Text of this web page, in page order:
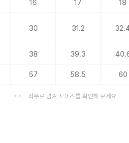
16 17 18
30 31.2
38 39.3
57 58.5 60
좌우로 넘겨 사이즈를 확인해 보세요